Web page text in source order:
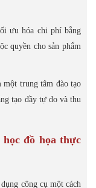
ưu hóa chi phí bằng
quyền cho sản phẩm
trung tâm đào tạo
tạo đầy tự do và thu
đồ họa thực
công cụ một cách